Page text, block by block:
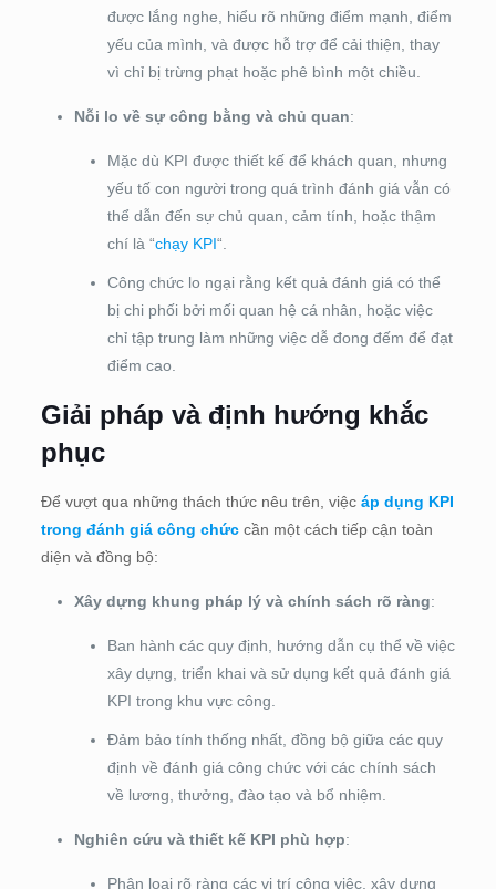
được lắng nghe, hiểu rõ những điểm mạnh, điểm
yếu của mình, và được hỗ trợ để cải thiện, thay
vì chỉ bị trừng phạt hoặc phê bình một chiều.
Nỗi lo về sự công bằng và chủ quan:
Mặc dù KPI được thiết kế để khách quan, nhưng
yếu tố con người trong quá trình đánh giá vẫn có
thể dẫn đến sự chủ quan, cảm tính, hoặc thậm
chí là “chạy KPI“.
Công chức lo ngại rằng kết quả đánh giá có thể
bị chi phối bởi mối quan hệ cá nhân, hoặc việc
chỉ tập trung làm những việc dễ đong đếm để đạt
điểm cao.
Giải pháp và định hướng khắc
phục
Để vượt qua những thách thức nêu trên, việc áp dụng KPI
trong đánh giá công chứccần một cách tiếp cận toàn
diện và đồng bộ:
Xây dựng khung pháp lý và chính sách rõ ràng:
Ban hành các quy định, hướng dẫn cụ thể về việc
xây dựng, triển khai và sử dụng kết quả đánh giá
KPI trong khu vực công.
Đảm bảo tính thống nhất, đồng bộ giữa các quy
định về đánh giá công chức với các chính sách
về lương, thưởng, đào tạo và bổ nhiệm.
Nghiên cứu và thiết kế KPI phù hợp:
Phân loại rõ ràng các vị trí công việc, xây dựng